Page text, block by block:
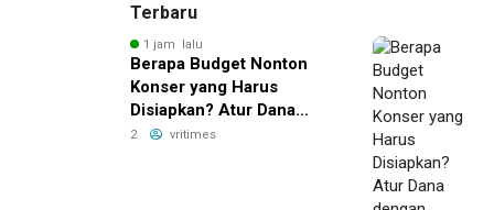
Terbaru
1 jam lalu
Berapa Budget Nonton
Konser yang Harus
Disiapkan? Atur Dana
dengan Deposito FLEXI
2 vritimes